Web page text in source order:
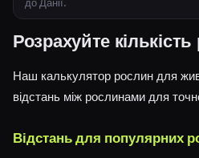
до Данії.
Розрахуйте
Наш калькулятор рослин для
відстань між рослинами для
Відстань для популярних